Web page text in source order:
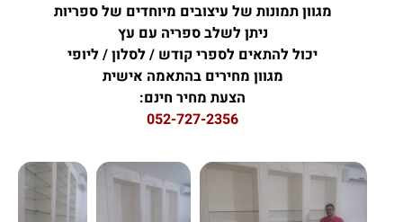
מגוון תמונות של עיצובים מיוחדים של ספריות
ניתן לשלב ספריה עם עץ
יכול להתאים לספרי קודש / לסלון / ליופי
מגוון מחירים בהתאמה אישית
הצעת מחיר חינם:
052-727-2356